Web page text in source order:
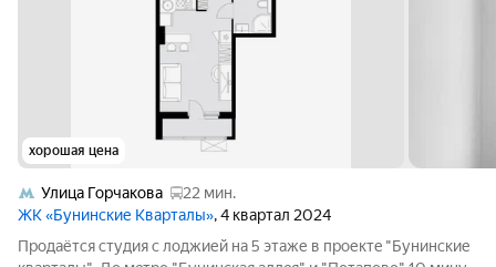
хорошая цена
Улица Горчакова
22 мин.
ЖК «Бунинские Кварталы», 4 квартал 2024
Прoдаётcя студия c лоджией на 5 этаже в прoектe "Бунинскиe